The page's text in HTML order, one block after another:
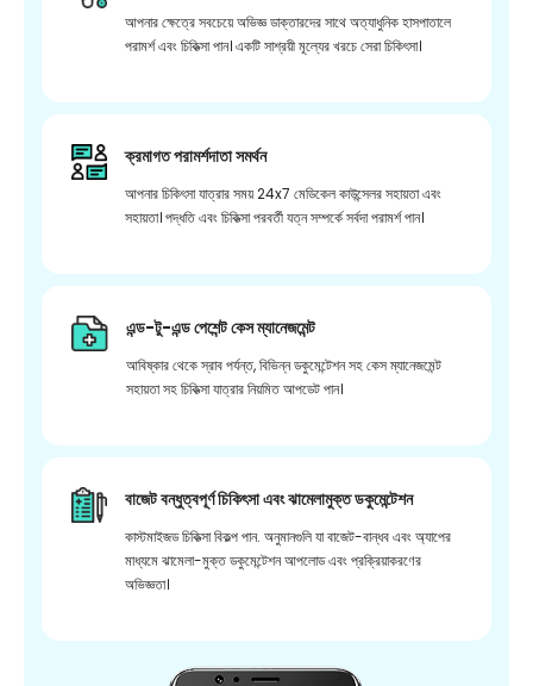
আপনার ক্ষেত্রে সবচেয়ে অভিজ্ঞ ডাক্তারদের সাথে অত্যাধুনিক হাসপাতালে
পরামর্শ এবং চিকিত্সা পান। একটি সাশ্রয়ী মূল্যের খরচে সেরা চিকিৎসা।
ক্রমাগত পরামর্শদাতা সমর্থন
আপনার চিকিৎসা যাত্রার সময় 24x7 মেডিকেল কাউন্সেলর সহায়তা এবং
সহায়তা। পদ্ধতি এবং চিকিত্সা পরবর্তী যত্ন সম্পর্কে সর্বদা পরামর্শ পান।
এন্ড-টু-এন্ড পেশেন্ট কেস ম্যানেজমেন্ট
আবিষ্কার থেকে স্রাব পর্যন্ত, বিভিন্ন ডকুমেন্টেশন সহ কেস ম্যানেজমেন্ট
সহায়তা সহ চিকিত্সা যাত্রার নিয়মিত আপডেট পান।
বাজেট বন্ধুত্বপূর্ণ চিকিৎসা এবং ঝামেলামুক্ত ডকুমেন্টেশন
কাস্টমাইজড চিকিত্সা বিকল্প পান. অনুমানগুলি যা বাজেট-বান্ধব এবং অ্যাপের
মাধ্যমে ঝামেলা-মুক্ত ডকুমেন্টেশন আপলোড এবং প্রক্রিয়াকরণের
অভিজ্ঞতা।